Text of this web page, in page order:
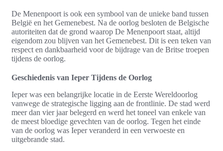
De Menenpoort is ook een symbool van de unieke band tussen
België en het Gemenebest. Na de oorlog besloten de Belgische
autoriteiten dat de grond waarop De Menenpoort staat, altijd
eigendom zou blijven van het Gemenebest. Dit is een teken van
respect en dankbaarheid voor de bijdrage van de Britse troepen
tijdens de oorlog.
Geschiedenis van Ieper Tijdens de Oorlog
Ieper was een belangrijke locatie in de Eerste Wereldoorlog
vanwege de strategische ligging aan de frontlinie. De stad werd
meer dan vier jaar belegerd en werd het toneel van enkele van
de meest bloedige gevechten van de oorlog. Tegen het einde
van de oorlog was Ieper veranderd in een verwoeste en
uitgebrande stad.